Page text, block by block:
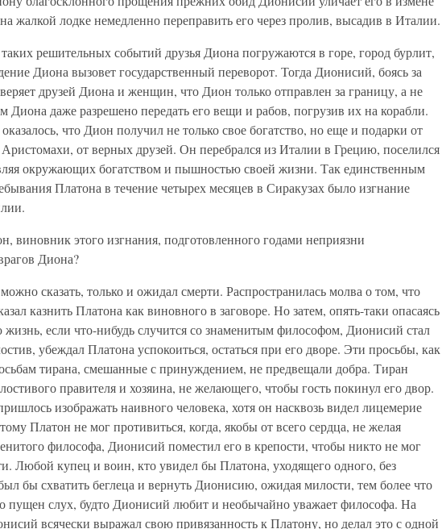
жалкой лодке немедленно переправить его через пролив, высадив в Италии.
решительных событий друзья Диона погружаются в горе, город бурлит,
Диона вызовет государственный переворот. Тогда Дионисий, боясь за
друзей Диона и женщин, что Дион только отправлен за границу, а не
Диона даже разрешено передать его вещи и рабов, погрузив их на корабли.
что Дион получил не только свое богатство, но еще и подарки от
от верных друзей. Он перебрался из Италии в Грецию, поселился
окружающих богатством и пышностью своей жизни. Так единственным
Платона в течение четырех месяцев в Сиракузах было изгнание
виновник этого изгнания, подготовленного годами неприязни
Диона?
сказать, только и ожидал смерти. Распространилась молва о том, что
казнить Платона как виновного в заговоре. Но затем, опять-таки опасаясь
жизнь, если что-нибудь случится со знаменитым философом, Дионисий стал
убеждал Платона успокоиться, остаться при его дворе. Эти просьбы, как
тирана, смешанные с принуждением, не предвещали добра. Тиран
правителя и хозяина, не желающего, чтобы гость покинул его двор.
изображать наивного человека, хотя он насквозь видел лицемерие
Платон не мог противиться, когда, якобы от всего сердца, не желая
философа, Дионисий поместил его в крепости, чтобы никто не мог
Любой купец и воин, кто увидел бы Платона, уходящего одного, без
бы схватить беглеца и вернуть Дионисию, ожидая милости, тем более что
пущен слух, будто Дионисий любит и необычайно уважает философа. На
всячески выражал свою привязанность к Платону, но делал это с одной